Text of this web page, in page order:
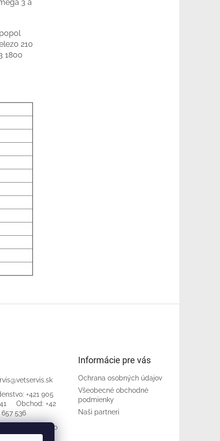
3 a
210
1800
@vetservis.sk
+421 905
+42
536
nás na Facebo
Informácie pre vás
Ochrana osobných údajov
Všeobecné obchodné
podmienky
Naši partneri